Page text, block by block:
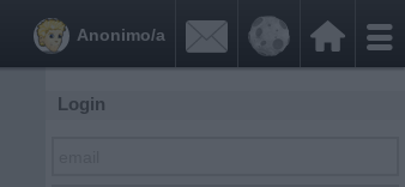


Anonimo/a
Login